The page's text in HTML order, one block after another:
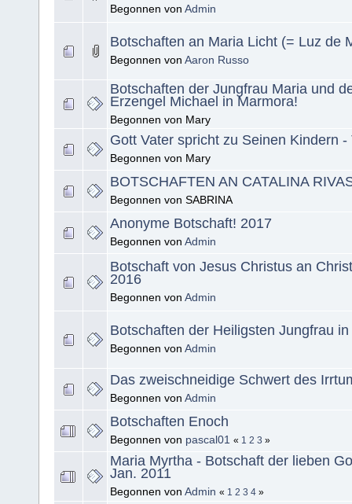
Begonnen von Admin
Botschaften an Maria Licht (= Luz de
Begonnen von Aaron Russo
Botschaften der Jungfrau Maria und
Erzengel Michael in Marmora!
Begonnen von Mary
Gott Vater spricht zu Seinen Kindern -
Begonnen von Mary
BOTSCHAFTEN AN CATALINA
Begonnen von SABRINA
Anonyme Botschaft! 2017
Begonnen von Admin
Botschaft von Jesus Christus an
2016
Begonnen von Admin
Botschaften der Heiligsten Jungfrau
Begonnen von Admin
Das zweischneidige Schwert des
Begonnen von Admin
Botschaften Enoch
Begonnen von pascal01 « 1 2 3 »
Maria Myrtha - Botschaft der lieben
Jan. 2011
Begonnen von Admin « 1 2 3 4 »